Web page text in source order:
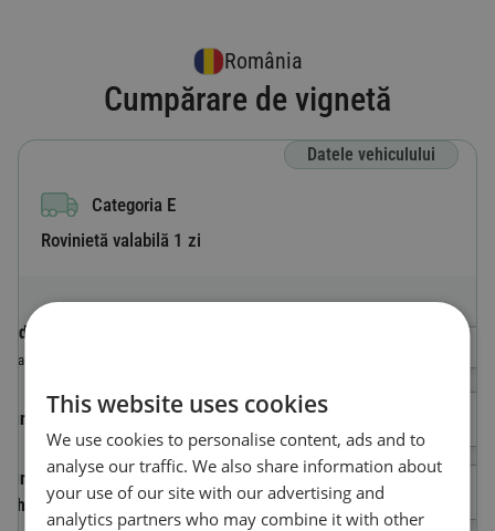
România
Cumpărare de vignetă
Datele vehiculului
Categoria E
Rovinietă valabilă 1 zi
Codul de țară
Țara în care este înmatriculat vehiculul.
Număr de înmatriculare
Numărul de identificare al
vehiculului (VIN)
This website uses cookies
We use cookies to personalise content, ads and to
analyse our traffic. We also share information about
your use of our site with our advertising and
analytics partners who may combine it with other